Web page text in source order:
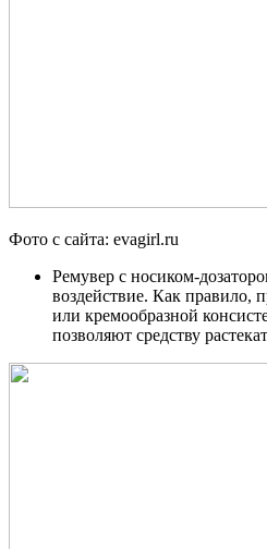
Фото с сайта: evagirl.ru
Ремувер с носиком-
воздействие. Как правило,
или кремообразной
позволяют средству